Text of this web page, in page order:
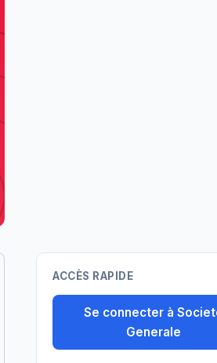
ACCÈS RAPIDE
Se connecter à
Generale